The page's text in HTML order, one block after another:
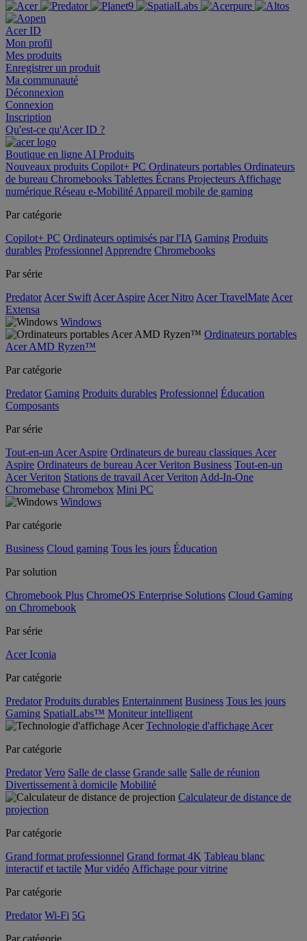
Acer ID
Mon profil
Mes produits
Enregistrer un produit
Ma communauté
Déconnexion
Connexion
Inscription
Qu'est-ce qu'Acer ID ?
Boutique en ligne AI Produits
Nouveaux produits Copilot+ PC Ordinateurs portables Ordinateurs
de bureau Chromebooks Tablettes Écrans Projecteurs Affichage
numérique Réseau e-Mobilité Appareil mobile de gaming
Par catégorie
Copilot+ PC Ordinateurs optimisés par l'IA Gaming Produits
durables Professionnel Apprendre Chromebooks
Par série
Predator Acer Swift Acer Aspire Acer Nitro Acer TravelMate Acer
Extensa
Windows
Ordinateurs portables
Acer AMD Ryzen™
Par catégorie
Predator Gaming Produits durables Professionnel Éducation
Composants
Par série
Tout-en-un Acer Aspire Ordinateurs de bureau classiques Acer
Aspire Ordinateurs de bureau Acer Veriton Business Tout-en-un
Acer Veriton Stations de travail Acer Veriton Add-In-One
Chromebase Chromebox Mini PC
Windows
Par catégorie
Business Cloud gaming Tous les jours Éducation
Par solution
Chromebook Plus ChromeOS Enterprise Solutions Cloud Gaming
on Chromebook
Par série
Acer Iconia
Par catégorie
Predator Produits durables Entertainment Business Tous les jours
Gaming SpatialLabs™ Moniteur intelligent
Technologie d'affichage Acer
Par catégorie
Predator Vero Salle de classe Grande salle Salle de réunion
Divertissement à domicile Mobilité
Calculateur de distance de
projection
Par catégorie
Grand format professionnel Grand format 4K Tableau blanc
interactif et tactile Mur vidéo Affichage pour vitrine
Par catégorie
Predator Wi-Fi 5G
Par catégorie